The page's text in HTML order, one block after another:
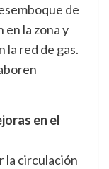
de
en la zona y
la red de gas.
en el
la circulación